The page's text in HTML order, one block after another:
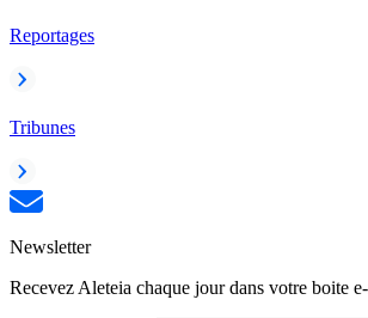
Reportages
Tribunes
Newsletter
Recevez Aleteia chaque jour dans votre boite